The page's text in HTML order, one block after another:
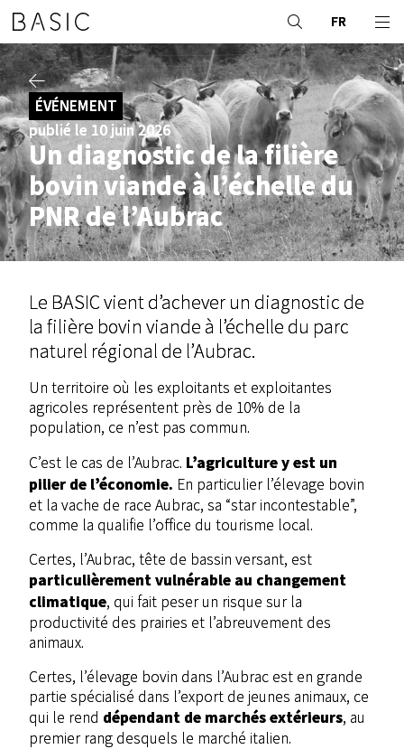
FR
ÉVÉNEMENT
publié le 10 juin 2026
Un diagnostic de la filière
bovin viande à l’échelle du
PNR de l’Aubrac
Le BASIC vient d’achever un diagnostic de
la filière bovin viande à l’échelle du parc
naturel régional de l’Aubrac.
Un territoire où les exploitants et exploitantes
agricoles représentent près de 10% de la
population, ce n’est pas commun.
C’est le cas de l’Aubrac. L’agriculture y est un
pilier de l’économie. En particulier l’élevage bovin
et la vache de race Aubrac, sa “star incontestable”,
comme la qualifie l’office du tourisme local.
Certes, l’Aubrac, tête de bassin versant, est
particulièrement vulnérable au changement
climatique, qui fait peser un risque sur la
productivité des prairies et l’abreuvement des
animaux.
Certes, l’élevage bovin dans l’Aubrac est en grande
partie spécialisé dans l’export de jeunes animaux, ce
qui le rend dépendant de marchés extérieurs, au
premier rang desquels le marché italien.